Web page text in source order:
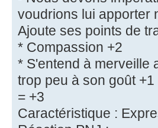
voudrions lui apporter
Ajoute ses points de
* Compassion +2
* S'entend à merveille
trop peu à son goût +1
= +3
Caractéristique :